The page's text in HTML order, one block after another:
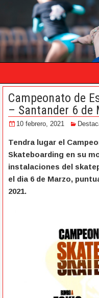
Campeonato de
– Santander 6 de
10 febrero, 2021
Tendra lugar el
Skateboarding en su
instalaciones del
el dia 6 de Marzo,
2021.